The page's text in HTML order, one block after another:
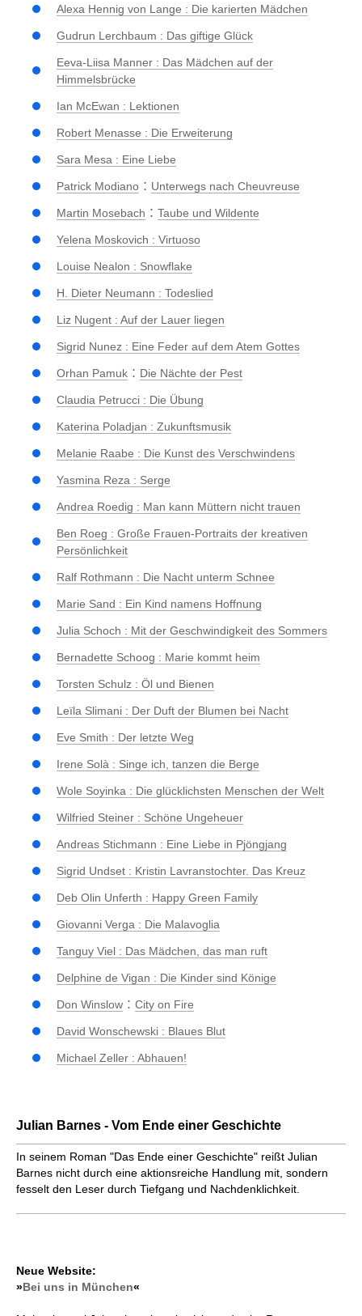
Alexa Hennig von Lange : Die karierten Mädchen
Gudrun Lerchbaum : Das giftige Glück
Eeva-Liisa Manner : Das Mädchen auf der
Himmelsbrücke
Ian McEwan : Lektionen
Robert Menasse : Die Erweiterung
Sara Mesa : Eine Liebe
Patrick Modiano : Unterwegs nach Cheuvreuse
Martin Mosebach : Taube und Wildente
Yelena Moskovich : Virtuoso
Louise Nealon : Snowflake
H. Dieter Neumann : Todeslied
Liz Nugent : Auf der Lauer liegen
Sigrid Nunez : Eine Feder auf dem Atem Gottes
Orhan Pamuk : Die Nächte der Pest
Claudia Petrucci : Die Übung
Katerina Poladjan : Zukunftsmusik
Melanie Raabe : Die Kunst des Verschwindens
Yasmina Reza : Serge
Andrea Roedig : Man kann Müttern nicht trauen
Ben Roeg : Große Frauen-Portraits der kreativen
Persönlichkeit
Ralf Rothmann : Die Nacht unterm Schnee
Marie Sand : Ein Kind namens Hoffnung
Julia Schoch : Mit der Geschwindigkeit des Sommers
Bernadette Schoog : Marie kommt heim
Torsten Schulz : Öl und Bienen
Leïla Slimani : Der Duft der Blumen bei Nacht
Eve Smith : Der letzte Weg
Irene Solà : Singe ich, tanzen die Berge
Wole Soyinka : Die glücklichsten Menschen der Welt
Wilfried Steiner : Schöne Ungeheuer
Andreas Stichmann : Eine Liebe in Pjöngjang
Sigrid Undset : Kristin Lavranstochter. Das Kreuz
Deb Olin Unferth : Happy Green Family
Giovanni Verga : Die Malavoglia
Tanguy Viel : Das Mädchen, das man ruft
Delphine de Vigan : Die Kinder sind Könige
Don Winslow : City on Fire
David Wonschewski : Blaues Blut
Michael Zeller : Abhauen!
Julian Barnes - Vom Ende einer Geschichte
In seinem Roman "Das Ende einer Geschichte" reißt Julian
Barnes nicht durch eine aktionsreiche Handlung mit, sondern
fesselt den Leser durch Tiefgang und Nachdenklichkeit.
Neue Website:
»Bei uns in München«